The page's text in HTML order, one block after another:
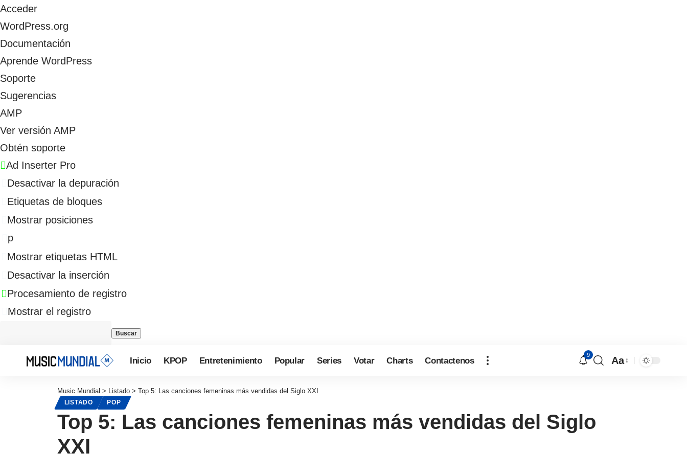
Acceder
WordPress.org
Documentación
Aprende WordPress
Soporte
Sugerencias
AMP
Ver versión AMP
Obtén soporte
Ad Inserter Pro
Desactivar la depuración
Etiquetas de bloques
Mostrar posiciones
p
Mostrar etiquetas HTML
Desactivar la inserción
Procesamiento de registro
Mostrar el registro
Inicio KPOP Entretenimiento Popular Series Votar Charts Contactenos
9
Aa
Music Mundial > Listado > Top 5: Las canciones femeninas más vendidas del Siglo XXI
LISTADO POP
Top 5: Las canciones femeninas más vendidas del Siglo
XXI